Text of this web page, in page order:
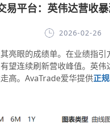
易平台：英伟达营收
2026-02-26
眼的成绩单。在业绩指引
望连续刷新营收峰值。英
高。AvaTrade爱华提供正